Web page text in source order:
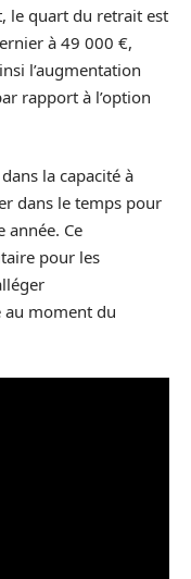
le quart du retrait est
à 49 000 €,
l’augmentation
rapport à l’option
la capacité à
dans le temps pour
année. Ce
pour les
au moment du